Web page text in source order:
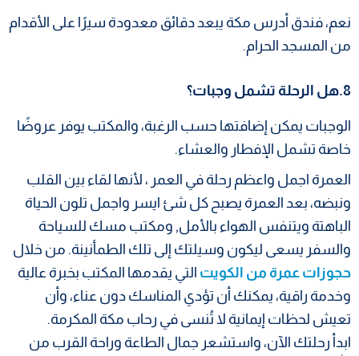
نعم، فندق أدرس مكة يبعد دقائق معدودة سيرًا على الأقدام
من المسجد الحرام.
8.هل الرحلة تشمل وجبات؟
الوجبات يمكن إضافتها حسب الرغبة، والمكتب يوفر عروضًا
خاصة تشمل الإفطار والعشاء.
العمرة اجمل واعظم رحلة في العمر ، لأنها لقاء بين القلب
ونبضه، بعد العمرة يصبح كل شئ ايسر واجمل تلون الحياة
الباهتة ويتنفس الهواء بالأمل, ومكتب مسك للسياحة
والسفر يسعى ليكون وسيلتك إلى تلك الطمأنينة. من خلال
حجوزات عمرة من الكويت التي يقدمها المكتب بخبرة عالية
وخدمة راقية، يمكنك أن تؤدي المناسك دون عناء، وأن
تعيش لحظات إيمانية لا تُنسى في رحاب مكة المكرمة.
ابدأ رحلتك الآن، واستشعر جمال الطاعة وراحة القرب من